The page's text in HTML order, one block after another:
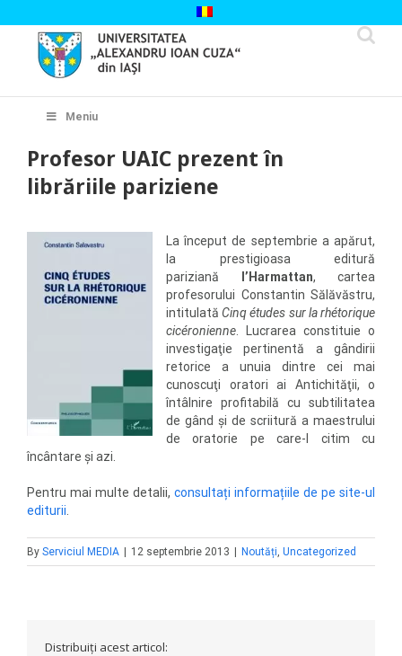
to
content
Meniu
Profesor UAIC prezent în
librăriile pariziene
La început de septembrie a apărut,
la prestigioasa editură
pariziană
l’Harmattan, cartea
profesorului Constantin Sălăvăstru,
intitulată Cinq études sur la rhétorique
cicéronienne . Lucrarea constituie o
investigaţie pertinentă a gândirii
retorice a unuia dintre cei mai
cunoscuţi oratori ai Antichităţii, o
întâlnire profitabilă cu subtilitatea
de gând şi de scriitură a maestrului
de oratorie pe care-l citim cu
încântare şi azi.
Pentru mai multe detalii, consultați informațiile de pe site-ul
editurii
By Serviciul MEDIA 12 septembrie 2013 Noutăți, Uncategorized
Distribuiți acest articol: